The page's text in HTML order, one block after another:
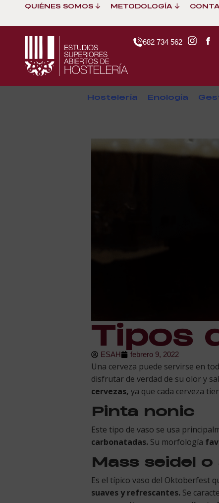
QUIÉNES SOMOS METODOLOGÍA
682 734 562
Hostelería Enología
Tipos
ESAH febrero 9, 2022
Una cerveza puede servirse en
disfrutar de verdad de su olor y
cervezas, ya que cada cerveza
Pinta nonic
Este tipo de vaso se usa
carbonatadas. Su morfología
Mass seidel
Es el típico vaso del Oktoberfest
suaves y refrescantes. Se